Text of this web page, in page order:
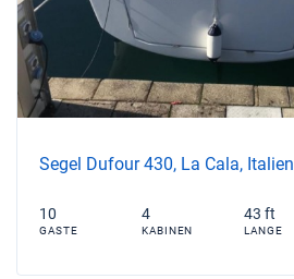
Segel Dufour 430, La Cala, Italien
10
GASTE
4
KABINEN
43 ft
LANGE